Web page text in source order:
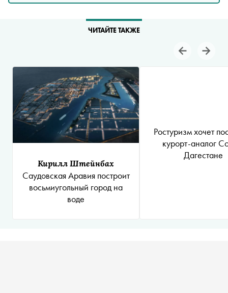
ЧИТАЙТЕ ТАКЖЕ
Кирилл Штейнбах
Саудовская Аравия построит
восьмиугольный город на
воде
Ростуризм хочет
курорт-аналог
Дагестане